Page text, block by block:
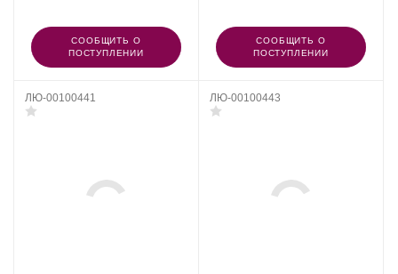
СООБЩИТЬ О
ПОСТУПЛЕНИИ
СООБЩИТЬ О
ПОСТУПЛЕНИИ
ЛЮ-00100441 ЛЮ-00100443